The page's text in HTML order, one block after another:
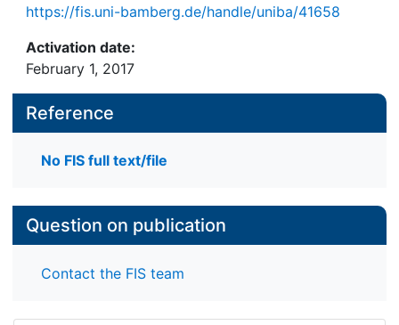
https://fis.uni-bamberg.de/handle/uniba/41658
Activation date:
February 1, 2017
Reference
No FIS full text/file
Question on publication
Contact the FIS team